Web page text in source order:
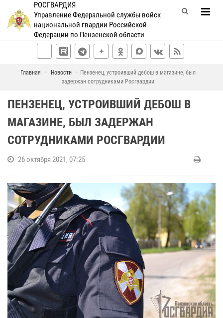
РОСГВАРДИЯ
Управление Федеральной службы войск
национальной гвардии Российской
Федерации по Пензенской области
Главная Новости
Пензенец, устроивший дебош в магазине, был
задержан сотрудниками Росгвардии
ПЕНЗЕНЕЦ, УСТРОИВШИЙ ДЕБОШ В
МАГАЗИНЕ, БЫЛ ЗАДЕРЖАН
СОТРУДНИКАМИ РОСГВАРДИИ
26 октября 2021, 07:25